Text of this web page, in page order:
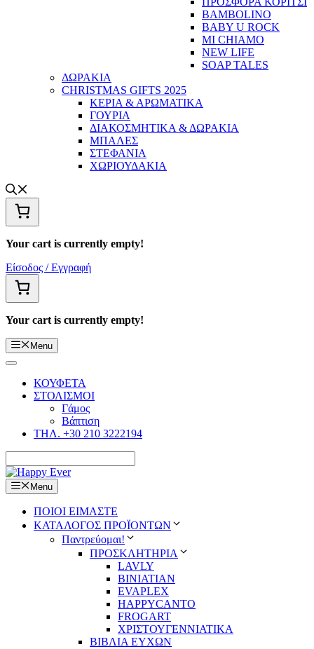
BAMBOLINO
BABY U ROCK
MI CHIAMO
NEW LIFE
SOAP TALES
ΔΩΡΑΚΙΑ
CHRISTMAS GIFTS 2025
ΚΕΡΙΑ & ΑΡΩΜΑΤΙΚΑ
ΓΟΥΡΙΑ
ΔΙΑΚΟΣΜΗΤΙΚΑ & ΔΩΡΑΚΙΑ
ΜΠΑΛΕΣ
ΣΤΕΦΑΝΙΑ
ΧΩΡΙΟΥΔΑΚΙΑ
Your cart is currently empty!
Είσοδος / Εγγραφή
Your cart is currently empty!
Menu
ΚΟΥΦΕΤΑ
ΣΤΟΛΙΣΜΟΙ
Γάμος
Βάπτιση
ΤΗΛ. +30 210 3222194
Menu
ΠΟΙΟΙ ΕΙΜΑΣΤΕ
ΚΑΤΑΛΟΓΟΣ ΠΡΟΪΟΝΤΩΝ
Παντρεύομαι!
ΠΡΟΣΚΛΗΤΗΡΙΑ
LAVLY
BINIATIAN
EVAPLEX
HAPPYCANTO
FROGART
ΧΡΙΣΤΟΥΓΕΝΝΙΑΤΙΚΑ
ΒΙΒΛΙΑ ΕΥΧΩΝ